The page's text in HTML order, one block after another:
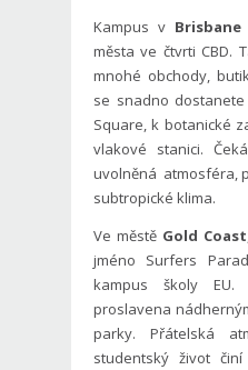
Kampus v Brisbane
města ve čtvrti CBD.
mnohé obchody,
se snadno
Square, k botanické
vlakové stanici.
uvolněná atmosféra,
subtropické klima.
Ve městě Gold Coast
jméno Surfers
kampus školy EU.
proslavena
parky. Přátelská
studentský život